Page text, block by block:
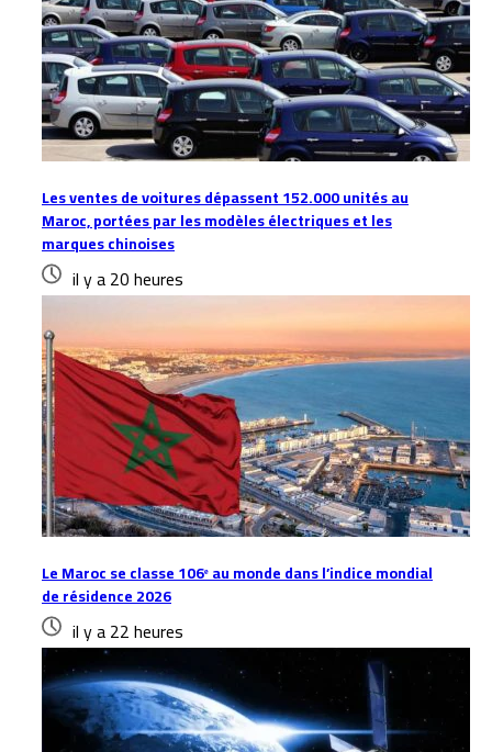
Les ventes de voitures dépassent 152.000 unités au
Maroc, portées par les modèles électriques et les
marques chinoises
il y a 20 heures
Le Maroc se classe 106ᵉ au monde dans l’indice mondial
de résidence 2026
il y a 22 heures